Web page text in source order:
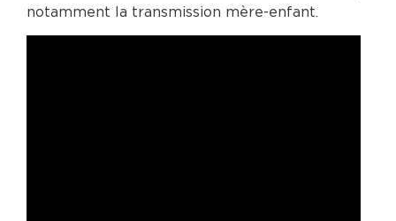
notamment la transmission mère-enfant.